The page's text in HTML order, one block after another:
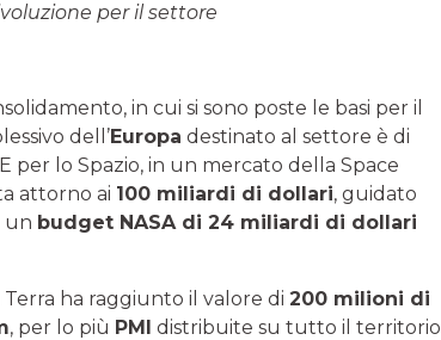
per il settore
in cui si sono poste le basi per il
dell’Europa destinato al settore è di
per lo Spazio, in un mercato della Space
attorno ai 100 miliardi di dollari, guidato
un budget NASA di 24 miliardi di dollari
ha raggiunto il valore di 200 milioni di
, per lo più PMI distribuite su tutto il territorio